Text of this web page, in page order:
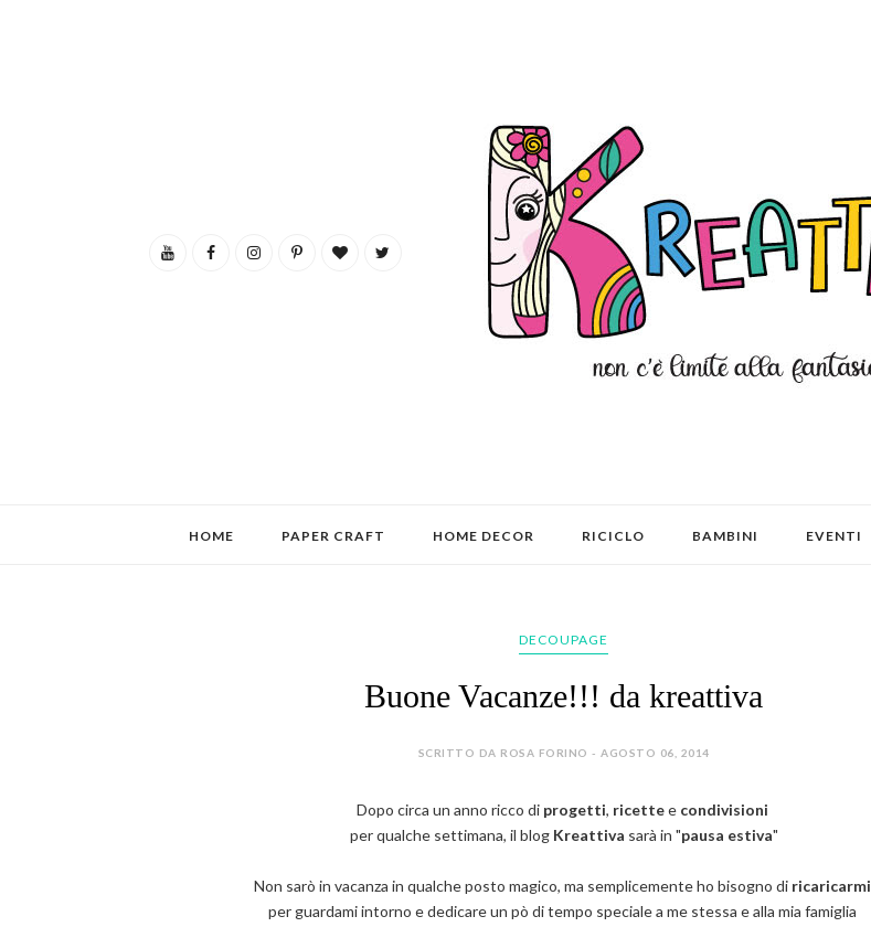
HOME PAPER CRAFT HOME DECOR RICICLO BAMBINI EVENTI
DECOUPAGE
Buone Vacanze!!! da kreattiva
SCRITTO DA ROSA FORINO - AGOSTO 06, 2014
Dopo circa un anno ricco di progetti, ricettee condivisioni
per qualche settimana, il blog Kreattiva sarà in "pausa estiva"
Non sarò in vacanza in qualche posto magico, ma semplicemente ho bisogno di ricaricarmi
per guardami intorno e dedicare un pò di tempo speciale a me stessa e alla mia famiglia